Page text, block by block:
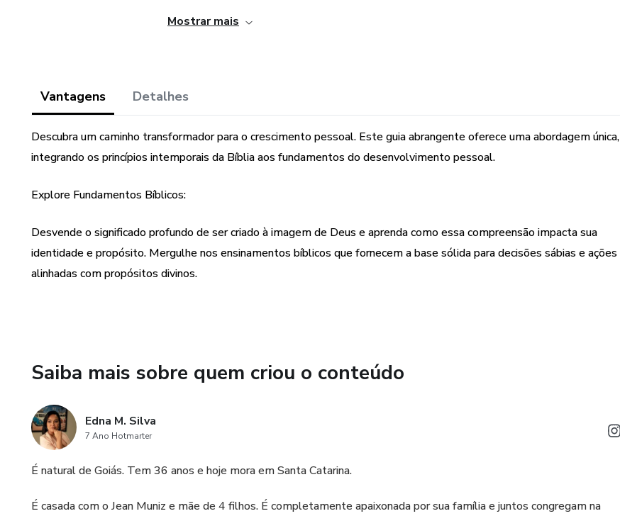
Cultive Virtudes Bíblicas:
narrativas bíblicas inspiradoras que ilustram como essas virtudes moldaram vidas ao longo
Supere Desafios com Ensinamentos Cristãos:
perdão. Este capítulo oferece uma abordagem prática para superar desafios, fornecendo
Construa Relacionamentos Significativos:
Este ebook é mais do que um guia; é uma jornada inspiradora que funde a sabedoria
sua vida, construa relacionamentos significativos e descubra um propósito mais profundo.
Mostrar mais
Vantagens Detalhes
Descubra um caminho transformador para o crescimento pessoal. Este guia abrangente oferece uma abordagem única,
integrando os princípios intemporais da Bíblia aos fundamentos do desenvolvimento pessoal.
Explore Fundamentos Bíblicos:
Desvende o significado profundo de ser criado à imagem de Deus e aprenda como essa compreensão impacta sua
identidade e propósito. Mergulhe nos ensinamentos bíblicos que fornecem a base sólida para decisões sábias e ações
alinhadas com propósitos divinos.
Saiba mais sobre quem criou o conteúdo
Edna M. Silva
7 Ano Hotmarter
É natural de Goiás. Tem 36 anos e hoje mora em Santa Catarina.
É casada com o Jean Muniz e mãe de 4 filhos. É completamente apaixonada por sua família e juntos congregam na